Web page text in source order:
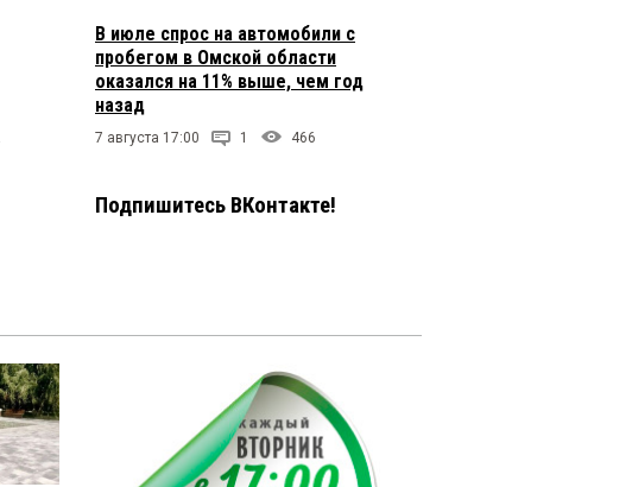
В июле спрос на автомобили с
пробегом в Омской области
оказался на 11% выше, чем год
назад
7 августа 17:00 1 466
Подпишитесь ВКонтакте!